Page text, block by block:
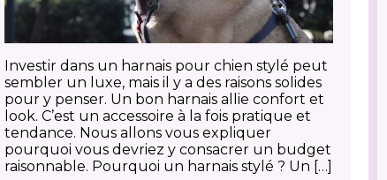
Investir dans un harnais pour chien stylé peut
sembler un luxe, mais il y a des raisons solides
pour y penser. Un bon harnais allie confort et
look. C’est un accessoire à la fois pratique et
tendance. Nous allons vous expliquer
pourquoi vous devriez y consacrer un budget
raisonnable. Pourquoi un harnais stylé ? Un […]